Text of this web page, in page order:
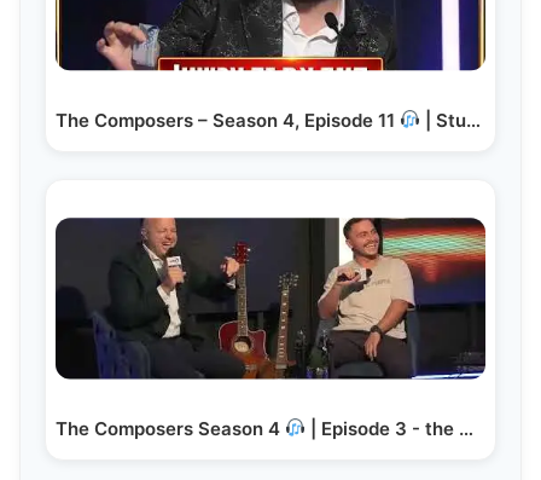
The Composers – Season 4, Episode 11 | Studio…
The Composers Season 4 | Episode 3 - the Baal…